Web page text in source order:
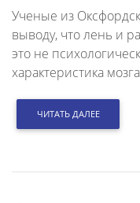
Ученые из
выводу, что лень и
это не
характеристика
ЧИТАТЬ ДАЛЕЕ